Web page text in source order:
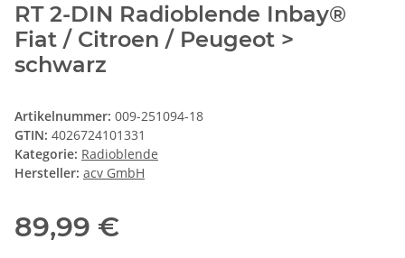
RT 2-DIN Radioblende Inbay®
Fiat / Citroen / Peugeot >
schwarz
Artikelnummer: 009-251094-18
GTIN: 4026724101331
Kategorie: Radioblende
Hersteller: acv GmbH
89,99 €